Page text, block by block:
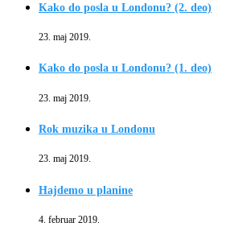
Kako do posla u Londonu? (2. deo)
23. maj 2019.
Kako do posla u Londonu? (1. deo)
23. maj 2019.
Rok muzika u Londonu
23. maj 2019.
Hajdemo u planine
4. februar 2019.